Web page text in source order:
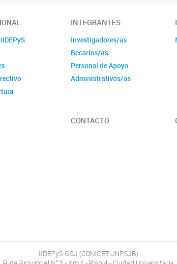
INTEGRANTES
Investigadores/as
Becarios/as
Personal de Apoyo
Administrativos/as
CONTACTO
IIDEPyS-GSJ (CONICET-UNPSJB)